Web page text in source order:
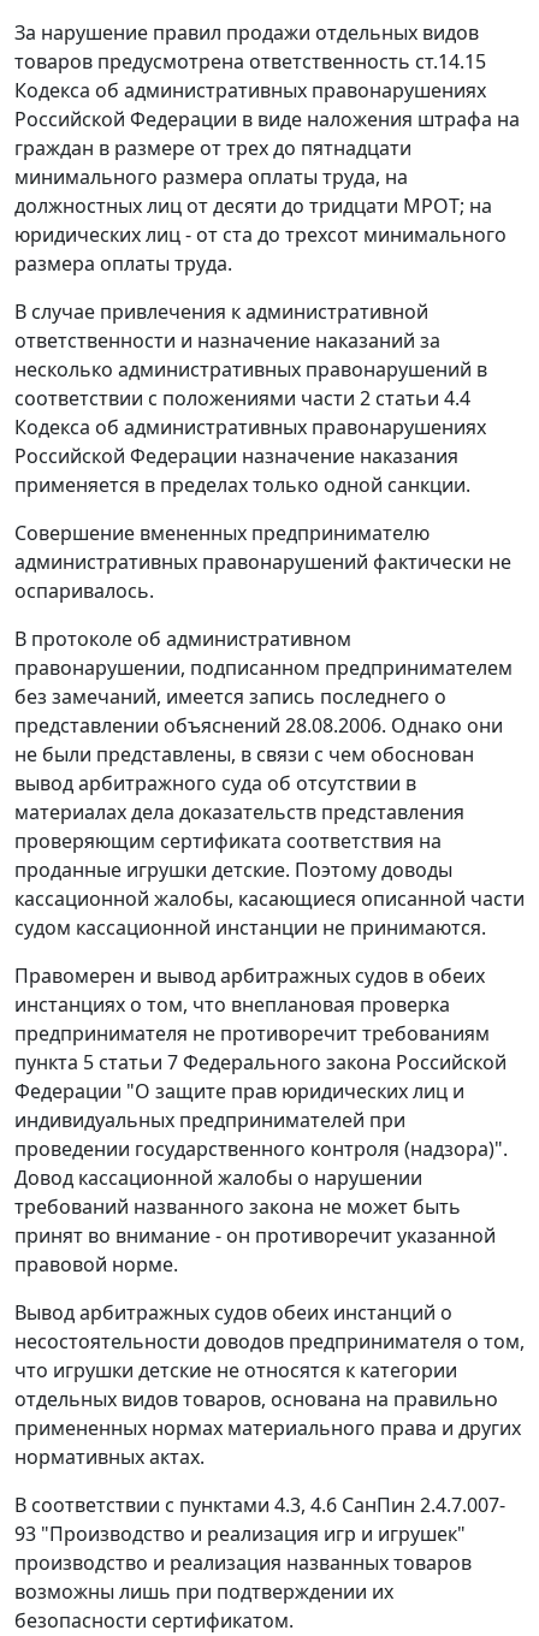
За нарушение правил продажи отдельных видов
товаров предусмотрена ответственность ст.14.15
Кодекса об административных правонарушениях
Российской Федерации в виде наложения штрафа на
граждан в размере от трех до пятнадцати
минимального размера оплаты труда, на
должностных лиц от десяти до тридцати МРОТ; на
юридических лиц - от ста до трехсот минимального
размера оплаты труда.
В случае привлечения к административной
ответственности и назначение наказаний за
несколько административных правонарушений в
соответствии с положениями части 2 статьи 4.4
Кодекса об административных правонарушениях
Российской Федерации назначение наказания
применяется в пределах только одной санкции.
Совершение вмененных предпринимателю
административных правонарушений фактически не
оспаривалось.
В протоколе об административном
правонарушении, подписанном предпринимателем
без замечаний, имеется запись последнего о
представлении объяснений 28.08.2006. Однако они
не были представлены, в связи с чем обоснован
вывод арбитражного суда об отсутствии в
материалах дела доказательств представления
проверяющим сертификата соответствия на
проданные игрушки детские. Поэтому доводы
кассационной жалобы, касающиеся описанной части
судом кассационной инстанции не принимаются.
Правомерен и вывод арбитражных судов в обеих
инстанциях о том, что внеплановая проверка
предпринимателя не противоречит требованиям
пункта 5 статьи 7 Федерального закона Российской
Федерации "О защите прав юридических лиц и
индивидуальных предпринимателей при
проведении государственного контроля (надзора)".
Довод кассационной жалобы о нарушении
требований названного закона не может быть
принят во внимание - он противоречит указанной
правовой норме.
Вывод арбитражных судов обеих инстанций о
несостоятельности доводов предпринимателя о том,
что игрушки детские не относятся к категории
отдельных видов товаров, основана на правильно
примененных нормах материального права и других
нормативных актах.
В соответствии с пунктами 4.3, 4.6 СанПин 2.4.7.007-
93 "Производство и реализация игр и игрушек"
производство и реализация названных товаров
возможны лишь при подтверждении их
безопасности сертификатом.